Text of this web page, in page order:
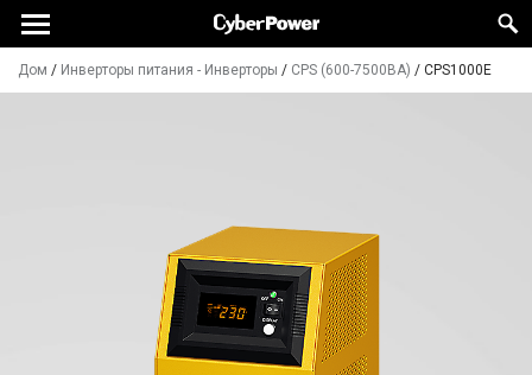
Дом / Инверторы питания - Инверторы / CPS (600-7500ВА) / CPS1000E